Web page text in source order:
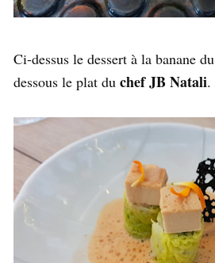
Ci-dessus le dessert à la banane du
dessous le plat du chef JB Natali.